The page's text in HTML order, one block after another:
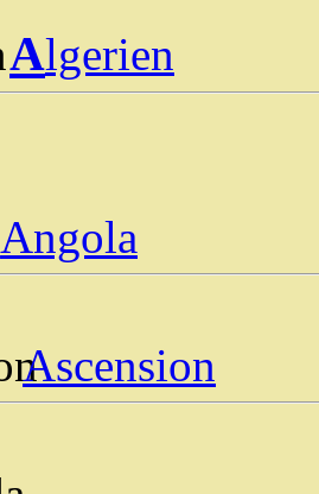
Algerien
Angola
Ascension